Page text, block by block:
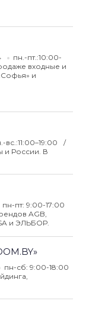
пн.-пт.:10:00-
входные и
и
вс.:11:00–19:00
и России. В
пн-пт: 9:00-17:00
AGB,
и ЭЛЬБОР.
пн-сб: 9:00-18:00